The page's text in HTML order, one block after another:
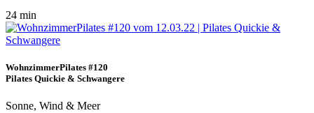
24 min
WohnzimmerPilates #120
Pilates Quickie & Schwangere
Sonne, Wind & Meer